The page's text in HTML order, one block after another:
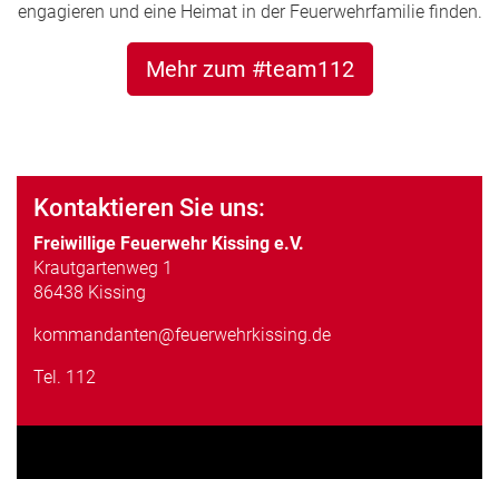
engagieren und eine Heimat in der Feuerwehrfamilie finden.
Mehr zum #team112
Kontaktieren Sie uns:
Freiwillige Feuerwehr Kissing e.V.
Krautgartenweg 1
86438 Kissing
kommandanten@feuerwehrkissing.de
Tel. 112